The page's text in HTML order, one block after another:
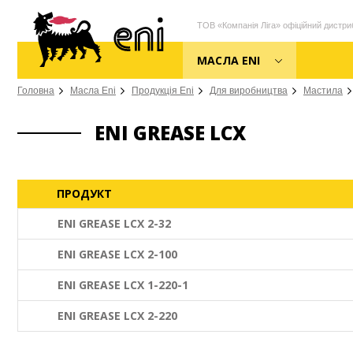
ТОВ «Компанія Ліга» офіційний
МАСЛА ENI
Головна Масла Eni Продукція Eni Для виробництва Мастила
ENI GREASE LCX
ПРОДУКТ
ENI GREASE LCX 2-32
ENI GREASE LCX 2-100
ENI GREASE LCX 1-220-1
ENI GREASE LCX 2-220